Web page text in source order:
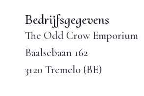
Bedrijfsgegevens
The Odd Crow Emporium
Baalsebaan 162
3120 Tremelo (BE)